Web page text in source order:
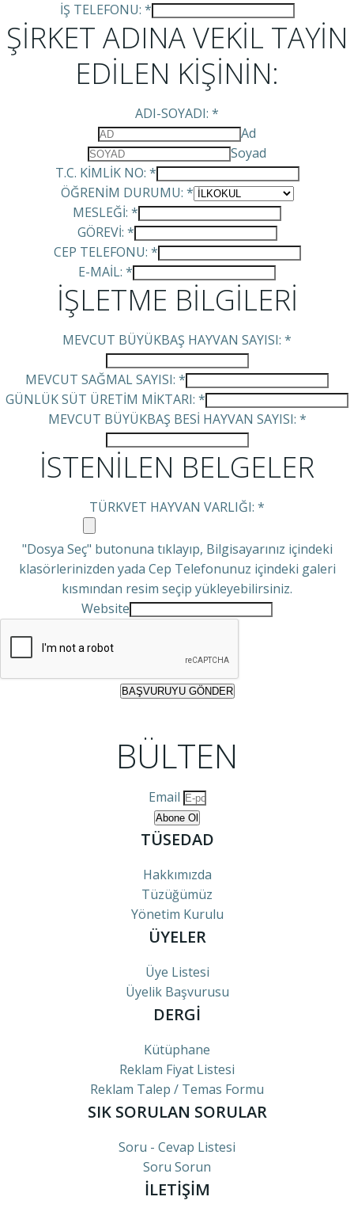
İŞ TELEFONU: *
ŞİRKET ADINA VEKİL TAYİN
EDİLEN KİŞİNİN:
ADI-SOYADI: *
Ad
Soyad
T.C. KİMLİK NO: *
ÖĞRENİM DURUMU: *
MESLEĞİ: *
GÖREVİ: *
CEP TELEFONU: *
E-MAİL: *
İŞLETME BİLGİLERİ
MEVCUT BÜYÜKBAŞ HAYVAN SAYISI: *
MEVCUT SAĞMAL SAYISI: *
GÜNLÜK SÜT ÜRETİM MİKTARI: *
MEVCUT BÜYÜKBAŞ BESİ HAYVAN SAYISI: *
İSTENİLEN BELGELER
TÜRKVET HAYVAN VARLIĞI: *
"Dosya Seç" butonuna tıklayıp, Bilgisayarınız içindeki
klasörlerinizden yada Cep Telefonunuz içindeki galeri
kısmından resim seçip yükleyebilirsiniz.
Website
BAŞVURUYU GÖNDER
BÜLTEN
Email
Abone Ol
TÜSEDAD
Hakkımızda
Tüzüğümüz
Yönetim Kurulu
ÜYELER
Üye Listesi
Üyelik Başvurusu
DERGİ
Kütüphane
Reklam Fiyat Listesi
Reklam Talep / Temas Formu
SIK SORULAN SORULAR
Soru - Cevap Listesi
Soru Sorun
İLETİŞİM